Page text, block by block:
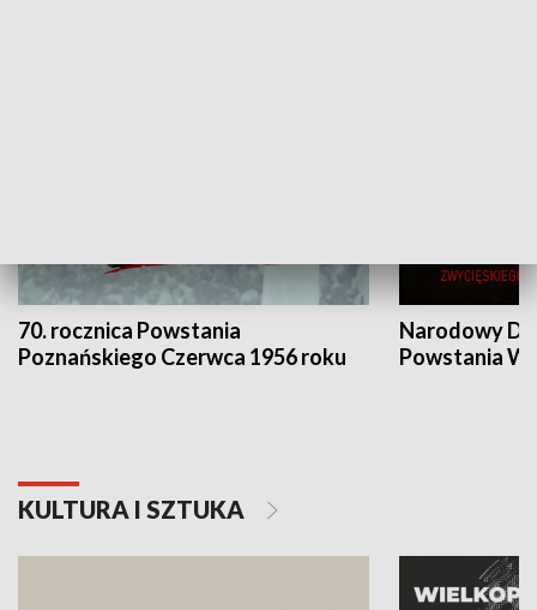
70. rocznica Powstania
Poznańskiego Czerwca 1956 roku
Narodowy
Powstania
KULTURA I SZTUKA